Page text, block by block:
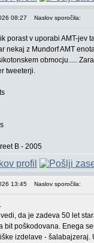
08:27 Naslov sporočila:
porast v uporabi AMT-jev
nekaj z Mundorf AMT
obmocju.....
tweeterji.
B - 2005
13:45 Naslov sporočila:
da je zadeva 50 let
bit poškodovana. Enega
izdelave -